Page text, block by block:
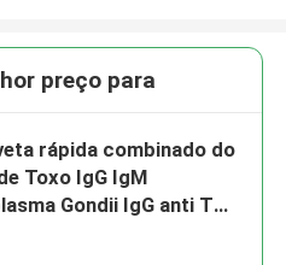
preço para
rápida combinado do
Toxo IgG IgM
Gondii IgG anti T